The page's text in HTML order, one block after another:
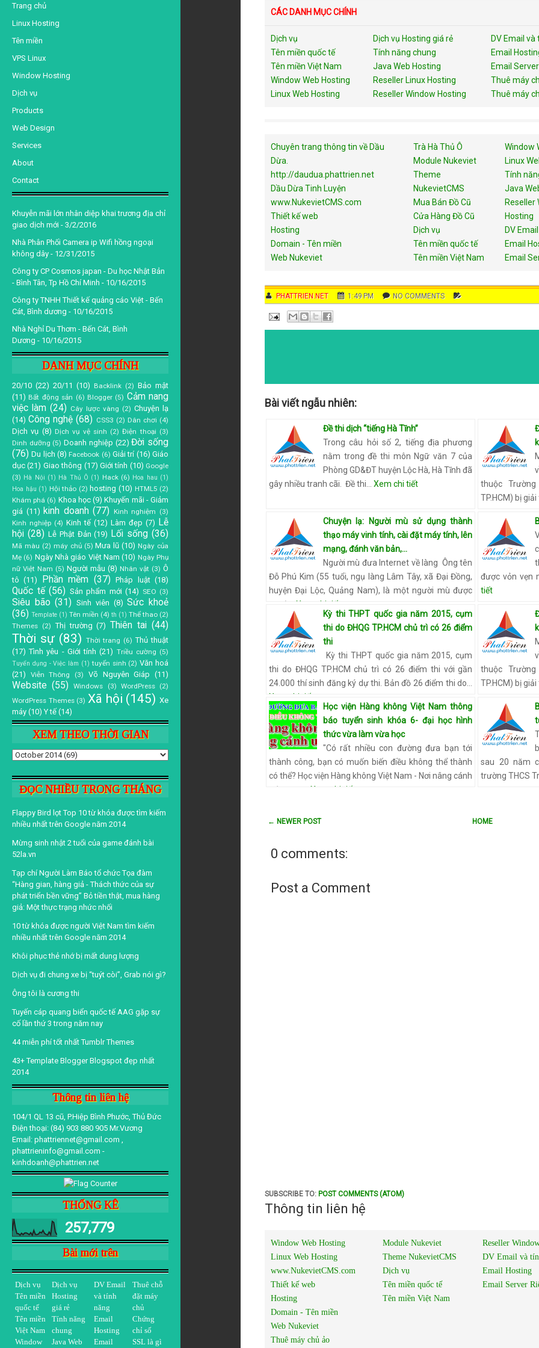
Trang chủ
Linux Hosting
Tên miền
VPS Linux
Window Hosting
Dịch vụ
Products
Web Design
Services
About
Contact
Khuyễn mãi lớn nhân diệp khai trương địa chỉ
giao dịch mới - 3/2/2016
Nhà Phân Phối Camera ip Wifi hồng ngoại
không dây - 12/31/2015
Công ty CP Cosmos japan - Du học Nhật Bản
- Bình Tân, Tp Hồ Chí Minh - 10/16/2015
Công ty TNHH Thiết kế quảng cáo Việt - Bến
Cát, Bình dương - 10/16/2015
Nhà Nghỉ Du Thơm - Bến Cát, Bình
Dương - 10/16/2015
DANH MỤC CHÍNH
20/10 (22) 20/11 (10) Backlink (2) Bảo mật
(11) Bất động sản (6) Blogger (5) Cảm nang
việc làm (24) Cây lược vàng (2) Chuyện lạ
(14) Công nghệ (68) CSS3 (2) Dân chơi (4)
Dịch vụ (8) Dịch vụ vệ sinh (2) Điện thoại (3)
Dinh dưỡng (5) Doanh nghiệp (22) Đời sống
(76) Du lịch (8) Facebook (6) Giải trí (16) Giáo
dục (21) Giao thông (17) Giới tính (10) Google
(3) Hà Nội (1) Hà Thủ Ô (1) Hack (6) Hoa hau (1)
Hoa hậu (1) Hội thảo (2) hosting (10) HTML5 (2)
Khám phá (6) Khoa học (9) Khuyến mãi - Giảm
giá (11) kinh doanh (77) Kinh nghiệm (3)
Kinh nghiệp (4) Kinh tế (12) Làm đẹp (7) Lễ
hội (28) Lễ Phật Đản (19) Lối sống (36)
Mã màu (2) máy chủ (5) Mưa lũ (10) Ngày của
Mẹ (6) Ngày Nhà giáo Việt Nam (10) Ngày Phụ
nữ Việt Nam (5) Người mẫu (8) Nhân vật (3) Ô
tô (11) Phần mềm (37) Pháp luật (18)
Quốc tế (56) Sản phẩm mới (14) SEO (3)
Siêu bão (31) Sinh viên (8) Sức khoẻ
(36) Template (1) Tên miền (4) th (1) Thể thao (2)
Themes (2) Thị trường (7) Thiên tai (44)
Thời sự (83) Thời trang (6) Thủ thuật
(17) Tình yêu - Giới tính (21) Triều cường (5)
Tuyển dụng - Việc làm (1) tuyển sinh (2) Văn hoá
(21)
Viễn Thông (3) Võ Nguyên Giáp (11)
Website (55) Windows (3) WordPress (2)
WordPress Themes (3) Xã hội (145) Xe
máy (10) Y tế (14)
XEM THEO THỜI GIAN
ĐỌC NHIỀU TRONG THÁNG
Flappy Bird lọt Top 10 từ khóa được tìm kiếm
nhiều nhất trên Google năm 2014
Mừng sinh nhật 2 tuổi của game đánh bài
52la.vn
Tạp chí Người Làm Báo tổ chức Tọa đàm
“Hàng gian, hàng giả - Thách thức của sự
phát triển bền vững” Bỏ tiền thật, mua hàng
giả: Một thực trạng nhức nhối
10 từ khóa được người Việt Nam tìm kiếm
nhiều nhất trên Google năm 2014
Khôi phục thẻ nhớ bị mất dung lượng
Dịch vụ đi chung xe bị “tuýt còi”, Grab nói gì?
Ông tôi là cương thi
Tuyến cáp quang biển quốc tế AAG gặp sự
cố lần thứ 3 trong năm nay
44 miễn phí tốt nhất Tumblr Themes
43+ Template Blogger Blogspot đẹp nhất
2014
Thông tin liên hệ
104/1 QL 13 cũ, P.Hiệp Bình Phước, Thủ Đức
Điện thoại: (84) 903 880 905 Mr.Vương
Email: phattriennet@gmail.com ,
phattrieninfo@gmail.com -
kinhdoanh@phattrien.net
THỐNG KÊ
257,779
Bài mới trên
Dịch vụ
Tên miền
quốc tế
Tên miền
Việt Nam
Window
Dịch vụ
Hosting
giá rẻ
Tính năng
chung
Java Web
DV Email
và tính
năng
Email
Hosting
Email
Thuê chỗ
đặt máy
chủ
Chứng
chỉ số
SSL là gì
CÁC DANH MỤC CHÍNH
Dịch vụ
Tên miền quốc tế
Tên miền Việt Nam
Window Web Hosting
Linux Web Hosting
Dịch vụ Hosting giá rẻ
Tính năng chung
Java Web Hosting
Reseller Linux Hosting
Reseller Window Hosting
DV Email và
Email
Email
Thuê máy
Thuê máy
Chuyên trang thông tin về Dầu
Dừa.
http://daudua.phattrien.net
Dầu Dừa Tinh Luyện
www.NukevietCMS.com
Thiết kế web
Hosting
Domain - Tên miền
Web Nukeviet
Trà Hà Thủ Ô
Module Nukeviet
Theme
NukevietCMS
Mua Bán Đồ Cũ
Cửa Hàng Đồ Cũ
Dịch vụ
Tên miền quốc tế
Tên miền Việt Nam
Window
Linux
Tính
Java
Reseller
Hosting
DV
Email
Email
AUTHOR
PHATTRIEN.NET DATE
1:49 PM COMMENTS
NO COMMENTS
E
Bài viết ngẫu nhiên:
Đề thi dịch “tiếng Hà Tĩnh”
Trong câu hỏi số 2, tiếng địa phương
nằm trong đề thi môn Ngữ văn 7 của
Phòng GD&ĐT huyện Lộc Hà, Hà Tĩnh đã
gây nhiều tranh cãi. Đề thi…
Xem chi tiết
thuộc
TP.HCM) bị giải
Chuyện lạ: Người mù sử dụng thành
thạo máy vinh tính, cài đặt máy tính, lên
mạng, đánh văn bản,...
Người mù đưa Internet về làng Ông tên
Đỗ Phú Kim (55 tuổi, ngụ làng Lâm Tây, xã Đại Đồng,
huyện Đại Lộc, Quảng Nam), là một người mù được
ngườ…
Xem chi tiết
được vỏn vẹn
tiết
Kỳ thi THPT quốc gia năm 2015, cụm
thi do ĐHQG TP.HCM chủ trì có 26 điểm
thi
Kỳ thi THPT quốc gia năm 2015, cụm
thi do ĐHQG TP.HCM chủ trì có 26 điểm thi với gần
24.000 thí sinh đăng ký dự thi. Bản đồ 26 điểm thi do…
Xem chi tiết
thuộc
TP.HCM) bị giải
Học viện Hàng không Việt Nam thông
báo tuyển sinh khóa 6- đại học hình
thức vừa làm vừa học
"Có rất nhiều con đường đưa bạn tới
thành công, bạn có muốn biến điều không thể thành
có thể? Học viện Hàng không Việt Nam - Nơi nâng cánh
ước mơ...…
Xem chi tiết
sau 20 năm
trường THCS
← NEWER POST HOME
0 comments:
Post a Comment
SUBSCRIBE TO: POST COMMENTS (ATOM)
Thông tin liên hệ
Window Web Hosting
Linux Web Hosting
www.NukevietCMS.com
Thiết kế web
Hosting
Domain - Tên miền
Web Nukeviet
Thuê máy chủ ảo
Module Nukeviet
Theme NukevietCMS
Dịch vụ
Tên miền quốc tế
Tên miền Việt Nam
Reseller
DV Email và
Email Hosting
Email Server